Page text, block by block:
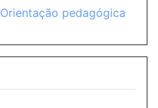
Orientação pedagógica